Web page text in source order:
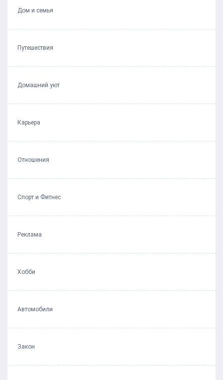
Дом и семья
Путешествия
Домашний уют
Карьера
Отношения
Спорт и Фитнес
Реклама
Хобби
Автомобили
Закон